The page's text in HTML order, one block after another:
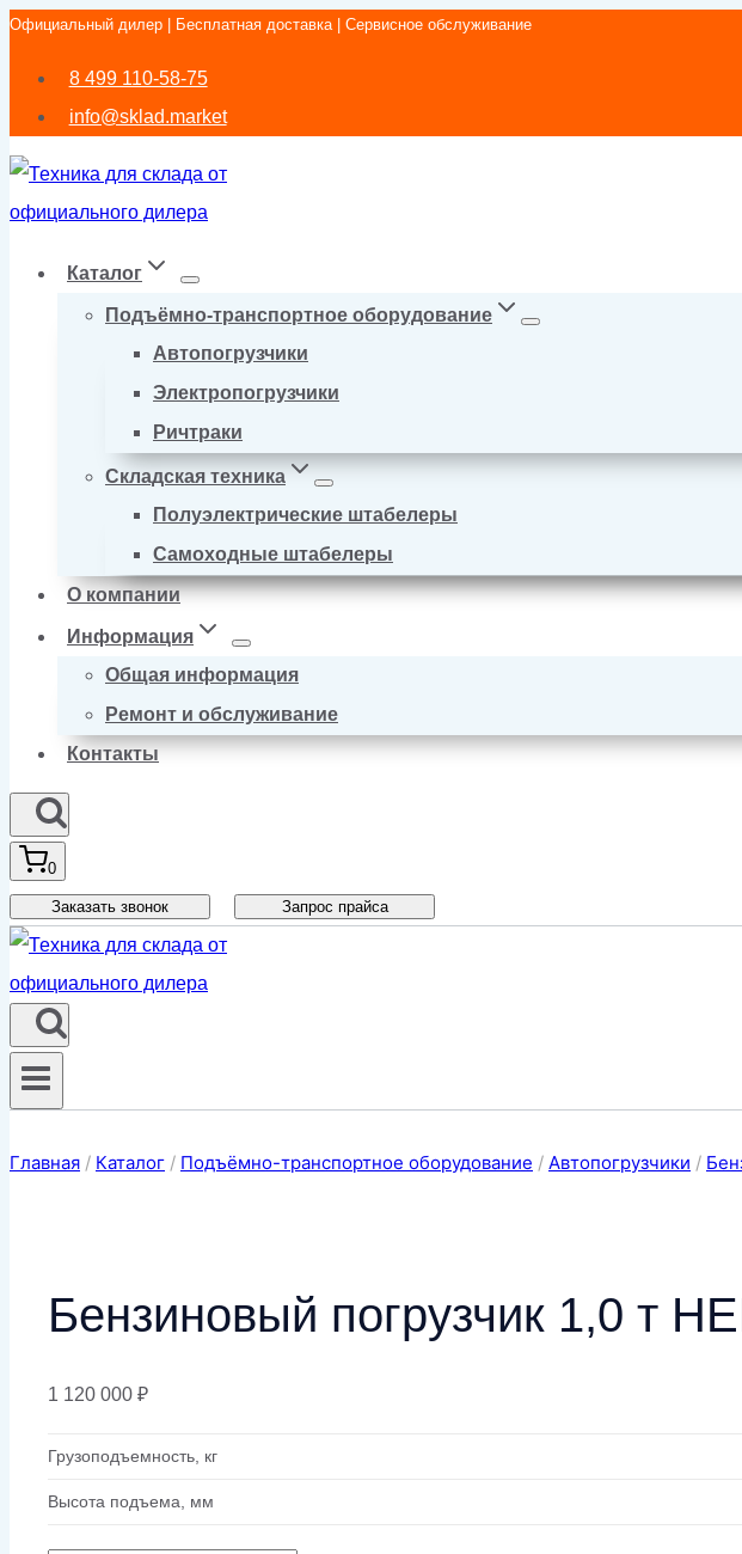
Перейти
Официальный дилер | Бесплатная доставка | Сервисное обслуживание
8 499 110-58-75
info@sklad.market
Каталог
Подъёмно-транспортное оборудование
Автопогрузчики
Электропогрузчики
Ричтраки
Складская техника
Полуэлектрические штабелеры
Самоходные штабелеры
О компании
Информация
Общая информация
Ремонт и обслуживание
Контакты
0
Заказать звонок Запрос прайса
Главная / Каталог / Подъёмно-транспортное оборудование / Автопогрузчики /
Бензиновый погрузчик 1,0 т
1 120 000 ₽
Грузоподъемность, кг
Высота подъема, мм